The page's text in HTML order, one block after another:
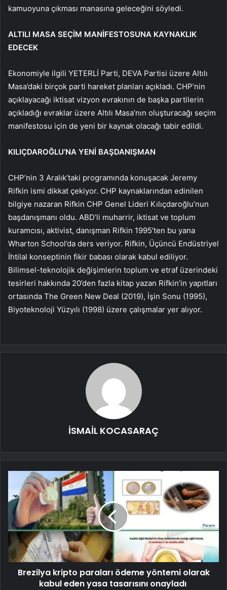
kamuoyuna çıkması manasına geleceğini söyledi.
ALTILI MASA SEÇİM MANİFESTOSUNA KAYNAKLIK
EDECEK
Ekonomiyle ilgili YETERLİ Parti, DEVA Partisi üzere Altılı
Masa’daki birçok parti hareket planları açıkladı. CHP’nin
açıklayacağı iktisat vizyon evrakının de başka partilerin
açıkladığı evraklar üzere Altılı Masa’nın oluşturacağı seçim
manifestosu için de yeni bir kaynak olacağı tabir edildi.
KILIÇDAROĞLU’NA YENİ BAŞDANIŞMAN
CHP’nin 3 Aralık’taki programında konuşacak Jeremy
Rifkin ismi dikkat çekiyor. CHP kaynaklarından edinilen
bilgiye nazaran Rifkin CHP Genel Lideri Kılıçdaroğlu’nun
başdanışmanı oldu. ABD’li muharrir, iktisat ve toplum
kuramcısı, aktivist, danışman Rifkin 1995’ten bu yana
Wharton School’da ders veriyor. Rifkin, Üçüncü Endüstriyel
İhtilal konseptinin fikir babası olarak kabul ediliyor.
Bilimsel-teknolojik değişimlerin toplum ve etraf üzerindeki
tesirleri hakkında 20’den fazla kitap yazan Rifkin’in yapıtları
ortasında The Green New Deal (2019), İşin Sonu (1995),
Biyoteknoloji Yüzyılı (1998) üzere çalışmalar yer alıyor.
İSMAİL KOCASARAÇ
Brezilya kripto paraları ödeme yöntemi olarak
kabul eden yasa tasarısını onayladı